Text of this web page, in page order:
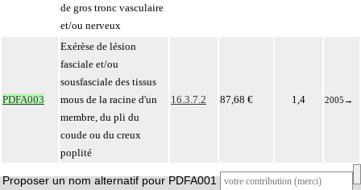
de gros tronc vasculaire
et/ou nerveux
PDFA003
Exérèse de lésion
fasciale et/ou
sousfasciale des tissus
mous de la racine d'un
membre, du pli du
coude ou du creux
poplité
16.3.7.2 87,68 € 1,4 2005 →
Proposer un nom alternatif pour PDFA001